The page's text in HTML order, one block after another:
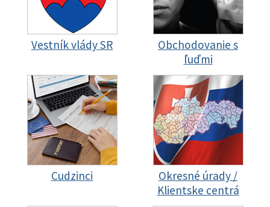
Vestník vlády SR
Obchodovanie s
ľuďmi
Cudzinci
Okresné úrady /
Klientske centrá